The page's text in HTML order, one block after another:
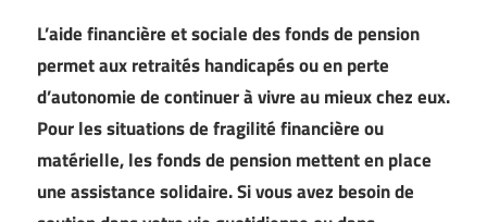
L’aide financière et sociale des fonds de pension
permet aux retraités handicapés ou en perte
d’autonomie de continuer à vivre au mieux chez eux.
Pour les situations de fragilité financière ou
matérielle, les fonds de pension mettent en place
une assistance solidaire. Si vous avez besoin de